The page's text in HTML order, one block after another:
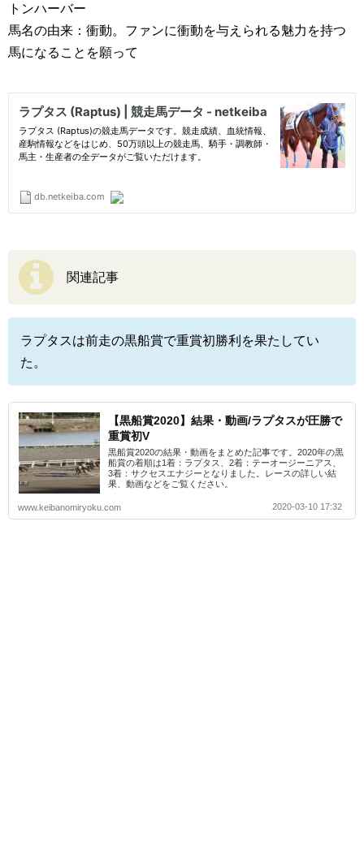
トンハーバー
馬名の由来：衝動。ファンに衝動を与えられる魅力を持つ
馬になることを願って
関連記事
ラプタスは前走の黒船賞で重賞初勝利を果たしてい
た。
【黒船賞2020】結果・動画/ラプタスが圧勝で
重賞初V
黒船賞2020の結果・動画をまとめた記事です。2020年の黒
船賞の着順は1着：ラプタス、2着：テーオージーニアス、
3着：サクセスエナジーとなりました。レースの詳しい結
果、動画などをご覧ください。
www.keibanomiryoku.com 2020-03-10 17:32